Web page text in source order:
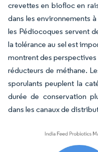
crevettes en biofloc en
dans les environnements
les Pédiocoques servent
la tolérance au sel est
montrent des
réducteurs de méthane.
sporulants peuplent la
durée de conservation
dans les canaux de